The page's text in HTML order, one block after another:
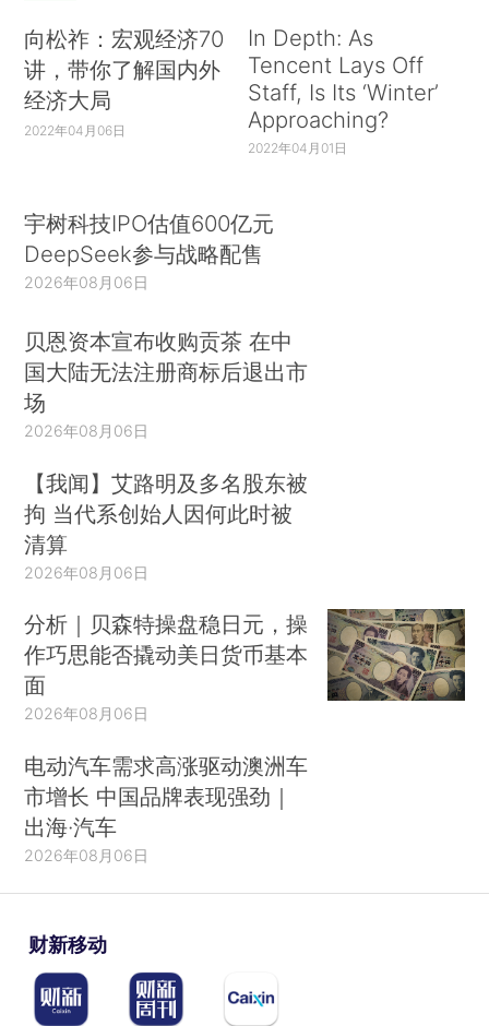
向松祚：宏观经济70
讲，带你了解国内外
经济大局
2022年04月06日
In Depth: As
Tencent Lays Off
Staff, Is Its ‘Winter’
Approaching?
2022年04月01日
宇树科技IPO估值600亿元
DeepSeek参与战略配售
2026年08月06日
贝恩资本宣布收购贡茶 在中
国大陆无法注册商标后退出市
场
2026年08月06日
【我闻】艾路明及多名股东被
拘 当代系创始人因何此时被
清算
2026年08月06日
分析｜贝森特操盘稳日元，操
作巧思能否撬动美日货币基本
面
2026年08月06日
电动汽车需求高涨驱动澳洲车
市增长 中国品牌表现强劲｜
出海·汽车
2026年08月06日
财新移动